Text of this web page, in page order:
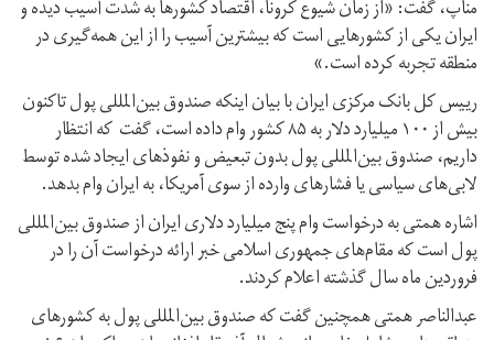
مناپ، گفت: «از زمان شیوع کرونا، اقتصاد کشورها به شدت آسیب دیده و
ایران یکی از کشورهایی است که بیشترین آسیب را از این همه‌گیری در
منطقه تجربه کرده است.»
رییس کل بانک مرکزی ایران با بیان اینکه صندوق بین‌المللی پول تاکنون
بیش از ۱۰۰ میلیارد دلار به ۸۵ کشور وام داده است، گفت که انتظار
داریم، صندوق بین‌المللی پول بدون تبعیض و نفوذهای ایجاد شده توسط
لابی‌های سیاسی یا فشارهای وارده از سوی آمریکا، به ایران وام بدهد.
اشاره همتی به درخواست وام پنج میلیارد دلاری ایران از صندوق بین‌المللی
پول است که مقام‌های جمهوری اسلامی خبر ارائه درخواست آن را در
فروردین ماه سال گذشته اعلام کردند.
عبدالناصر همتی همچنین گفت که صندوق بین‌المللی پول به کشورهای